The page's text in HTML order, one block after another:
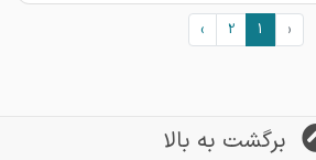
‹
1
2
›
برگشت به بالا